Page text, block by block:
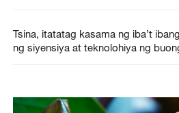
Tsina, itatatag kasama ng iba’t
ng siyensiya at teknolohiya ng